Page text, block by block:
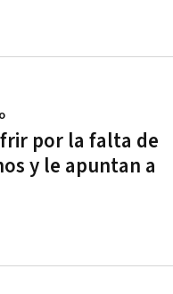
por la falta de
y le apuntan a